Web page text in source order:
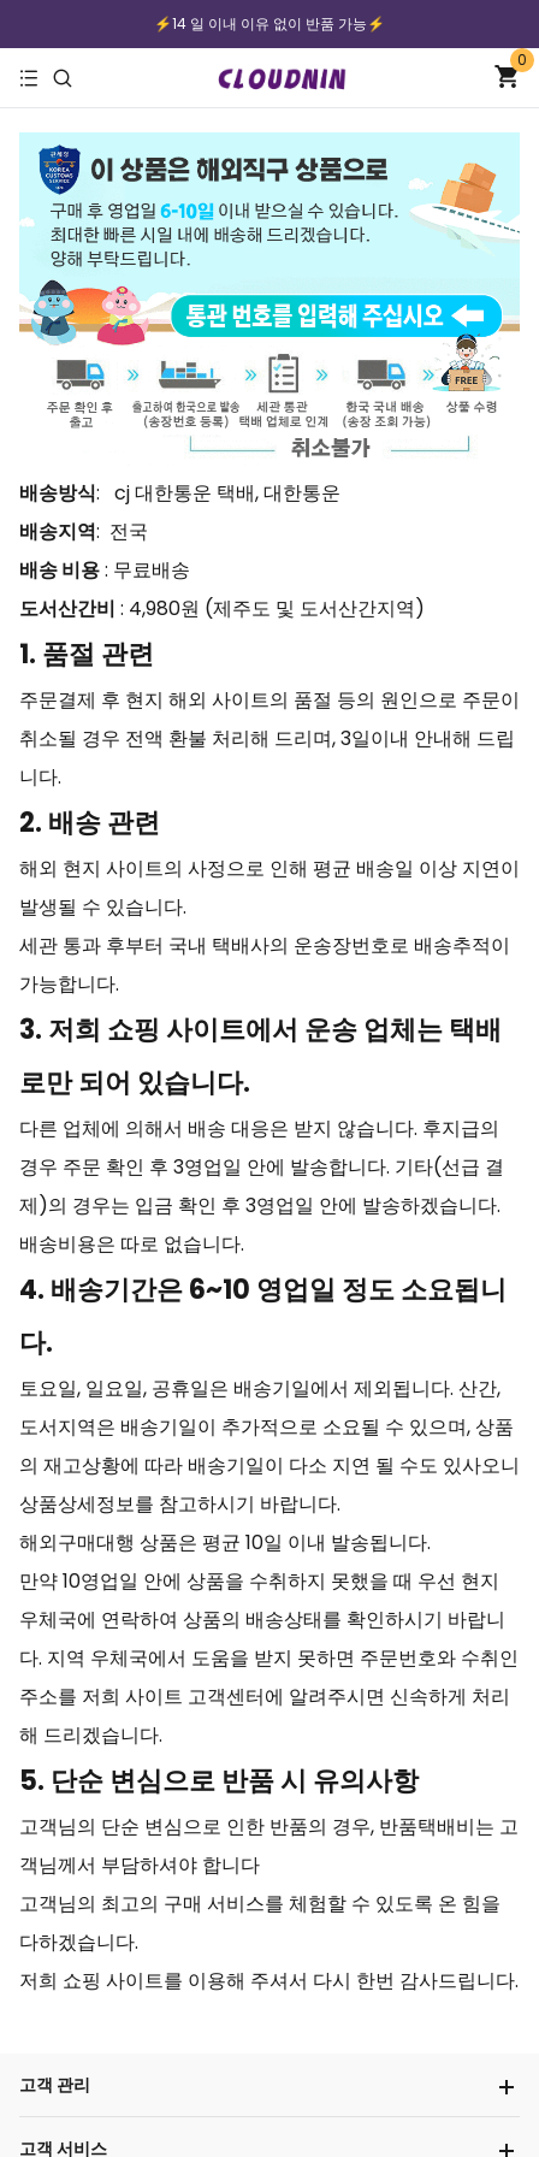
⚡️14 일 이내 이유 없이 반품 가능⚡️
⚡️무료배송｜안전한 지불⚡️
0
배송방식: cj 대한통운 택배, 대한통운
배송지역: 전국
배송 비용: 무료배송
도서산간비 : 4,980원 (제주도 및 도서산간지역)
1. 품절 관련
주문결제 후 현지 해외 사이트의 품절 등의 원인으로 주문이
취소될 경우 전액 환불 처리해 드리며, 3일이내 안내해 드립
니다.
2. 배송 관련
해외 현지 사이트의 사정으로 인해 평균 배송일 이상 지연이
발생될 수 있습니다.
세관 통과 후부터 국내 택배사의 운송장번호로 배송추적이
가능합니다.
3. 저희 쇼핑 사이트에서 운송 업체는 택배
로만 되어 있습니다.
다른 업체에 의해서 배송 대응은 받지 않습니다. 후지급의
경우 주문 확인 후 3영업일 안에 발송합니다. 기타(선급 결
제)의 경우는 입금 확인 후 3영업일 안에 발송하겠습니다.
배송비용은 따로 없습니다.
4. 배송기간은 6~10 영업일 정도 소요됩니
다.
토요일, 일요일, 공휴일은 배송기일에서 제외됩니다. 산간,
도서지역은 배송기일이 추가적으로 소요될 수 있으며, 상품
의 재고상황에 따라 배송기일이 다소 지연 될 수도 있사오니
상품상세정보를 참고하시기 바랍니다.
해외구매대행 상품은 평균 10일 이내 발송됩니다.
만약 10영업일 안에 상품을 수취하지 못했을 때 우선 현지
우체국에 연락하여 상품의 배송상태를 확인하시기 바랍니
다. 지역 우체국에서 도움을 받지 못하면 주문번호와 수취인
주소를 저희 사이트 고객센터에 알려주시면 신속하게 처리
해 드리겠습니다.
5. 단순 변심으로 반품 시 유의사항
고객님의 단순 변심으로 인한 반품의 경우, 반품택배비는 고
객님께서 부담하셔야 합니다
고객님의 최고의 구매 서비스를 체험할 수 있도록 온 힘을
다하겠습니다.
저희 쇼핑 사이트를 이용해 주셔서 다시 한번 감사드립니다.
고객 관리
고객 서비스